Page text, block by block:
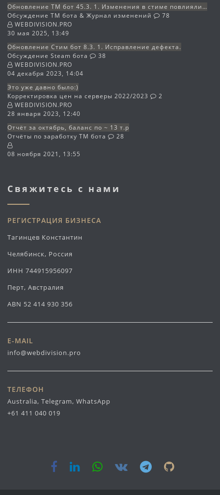
Обновление TM бот 45.3. 1. Изменения в стиме повлияли…
Обсуждение TM бота & Журнал изменений
78
WEBDIVISION.PRO
30 мая 2025, 13:49
Обновление Стим бот 8.3. 1. Исправление дефекта.
Обсуждение Steam бота
38
WEBDIVISION.PRO
04 декабря 2023, 14:04
Это уже давно было:)
Корректировка цен на серверы 2022/2023
2
WEBDIVISION.PRO
28 января 2023, 12:40
Отчёт за октябрь, баланс по ~ 13 т.р
Отчёты по заработку TM бота
28
08 ноября 2021, 13:55
Свяжитесь с нами
РЕГИСТРАЦИЯ БИЗНЕСА
Тагинцев Константин
Челябинск, Россия
ИНН 744915956097
Перт, Австралия
ABN 52 414 930 356
E-MAIL
info@webdivision.pro
ТЕЛЕФОН
Australia, Telegram, WhatsApp
+61 411 040 019